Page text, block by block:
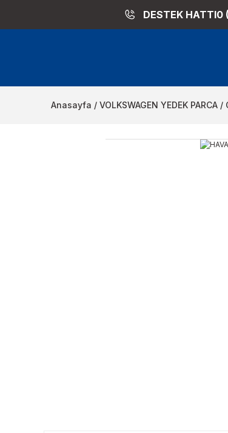
DESTEK HATTI0
Anasayfa VOLKSWAGEN YEDEK PARCA